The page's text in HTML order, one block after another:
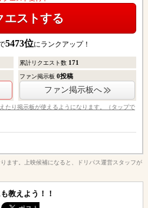
エストする
5473位にランクアップ！
累計リクエスト数 171
ファン掲示板0投稿
ファン掲示板へ
たり掲示板が使えるようになります。（タップで
ます。上映候補になると、ドリパス運営スタッフが
教えよう！！